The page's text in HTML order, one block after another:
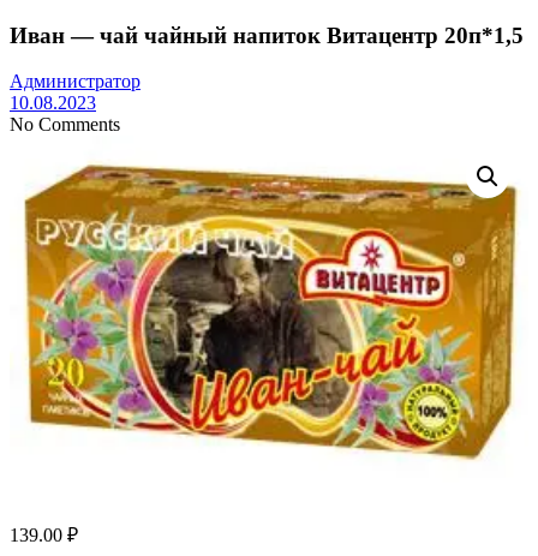
Иван — чай чайный напиток Витацентр 20п*1,5
Администратор
10.08.2023
No Comments
139.00 ₽